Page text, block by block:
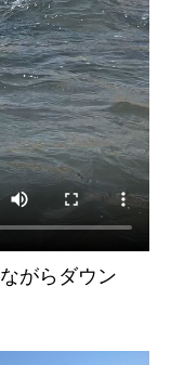
がらダウン